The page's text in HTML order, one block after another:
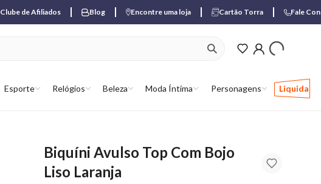
Clube de Afiliados Blog Encontre uma loja Cartão Torra Fale
Esporte Relógios Beleza Moda Íntima Personagens Liquida
ver produtos
Biquíni Avulso Top Com Bojo
Liso Laranja